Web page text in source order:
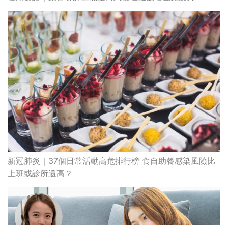
新冠肺炎｜37個日常活動高危排行榜 食自助餐感染風險比
上班或診所還高？